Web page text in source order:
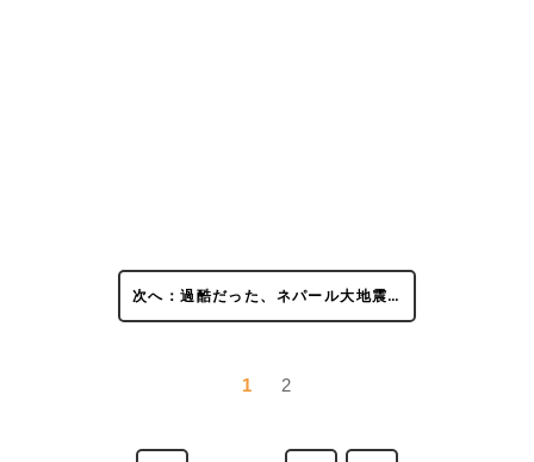
次へ：過酷だった、ネパール大地震…
1 2